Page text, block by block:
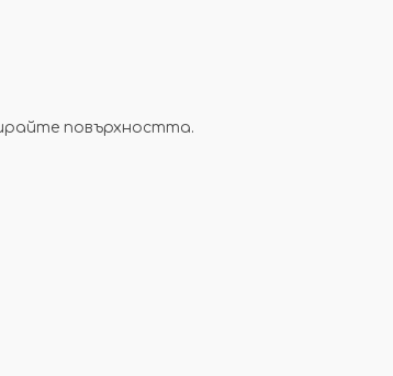
повърхността.